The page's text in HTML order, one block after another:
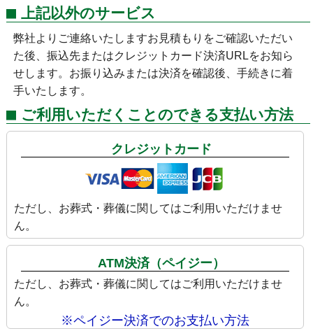
上記以外のサービス
弊社よりご連絡いたしますお見積もりをご確認いただい
た後、振込先またはクレジットカード決済URLをお知ら
せします。お振り込みまたは決済を確認後、手続きに着
手いたします。
ご利用いただくことのできる支払い方法
クレジットカード
ただし、お葬式・葬儀に関してはご利用いただけませ
ん。
ATM決済（ペイジー）
ただし、お葬式・葬儀に関してはご利用いただけませ
ん。
※ペイジー決済でのお支払い方法